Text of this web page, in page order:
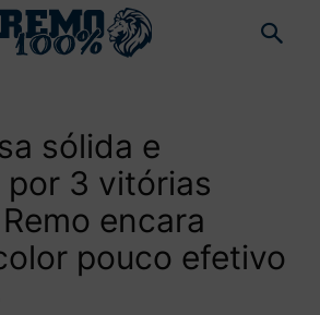
sólida e
3 vitórias
encara
pouco efetivo